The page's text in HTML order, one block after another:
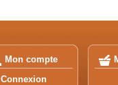
Mon compte
Connexion